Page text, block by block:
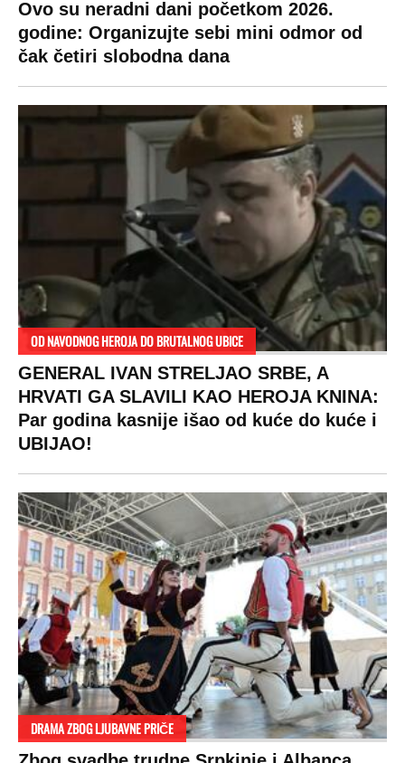
RAJ!
Žene u Srbiji su poludele za njima,
ogledaju se, bacaju pare: Ovde bunde
koštaju 100 evra, a neke i 2.000 dinara!
SPREMITE SE
Za posnu slavsku trpezu ove godine treba
izdvojiti ozbiljnu sumu novca: Nečija cela
plata ode na svega 20 gostiju
VESTI
Politika
Društvo
Hronika
Ekonomija
SHOWBIZ
Rijaliti
Zvezde
Holivud
Kviz
SPORT
Fudbal
Košarka
Tenis
Ostali sportovi
VIRALNO
Bizar
Svaštara
Tiktok